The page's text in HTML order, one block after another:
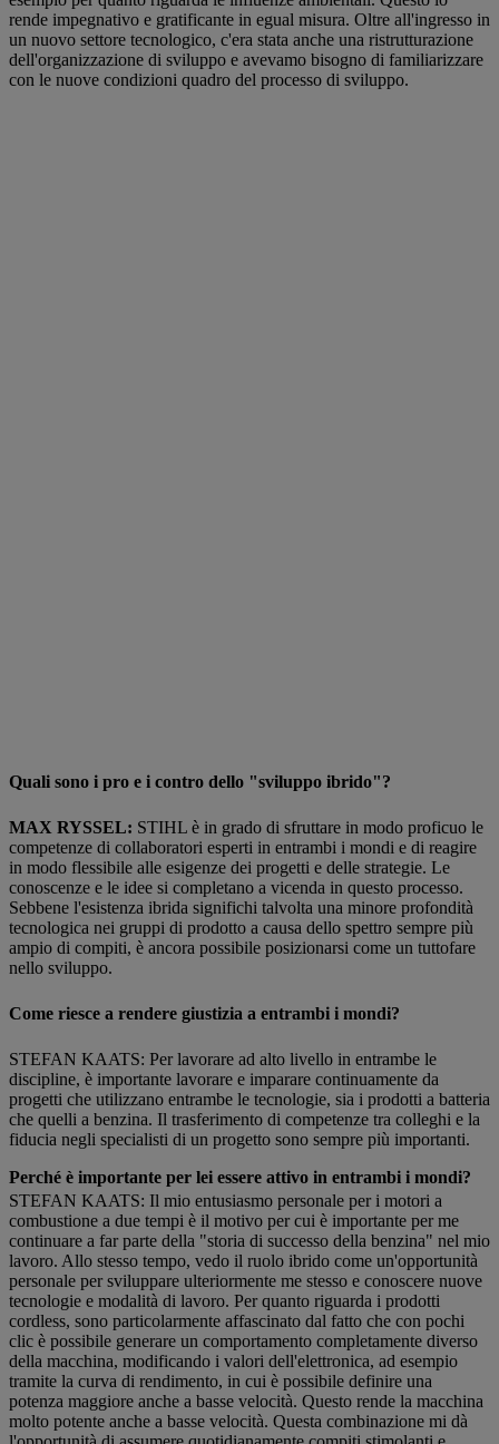
rende impegnativo e gratificante in egual misura. Oltre all'ingresso in
un nuovo settore tecnologico, c'era stata anche una ristrutturazione
dell'organizzazione di sviluppo e avevamo bisogno di familiarizzare
con le nuove condizioni quadro del processo di sviluppo.
Quali sono i pro e i contro dello "sviluppo ibrido"?
MAX RYSSEL: STIHL è in grado di sfruttare in modo proficuo le
competenze di collaboratori esperti in entrambi i mondi e di reagire
in modo flessibile alle esigenze dei progetti e delle strategie. Le
conoscenze e le idee si completano a vicenda in questo processo.
Sebbene l'esistenza ibrida significhi talvolta una minore profondità
tecnologica nei gruppi di prodotto a causa dello spettro sempre più
ampio di compiti, è ancora possibile posizionarsi come un tuttofare
nello sviluppo.
Come riesce a rendere giustizia a entrambi i mondi?
STEFAN KAATS: Per lavorare ad alto livello in entrambe le
discipline, è importante lavorare e imparare continuamente da
progetti che utilizzano entrambe le tecnologie, sia i prodotti a batteria
che quelli a benzina. Il trasferimento di competenze tra colleghi e la
fiducia negli specialisti di un progetto sono sempre più importanti.
Perché è importante per lei essere attivo in entrambi i mondi?
STEFAN KAATS: Il mio entusiasmo personale per i motori a
combustione a due tempi è il motivo per cui è importante per me
continuare a far parte della "storia di successo della benzina" nel mio
lavoro. Allo stesso tempo, vedo il ruolo ibrido come un'opportunità
personale per sviluppare ulteriormente me stesso e conoscere nuove
tecnologie e modalità di lavoro. Per quanto riguarda i prodotti
cordless, sono particolarmente affascinato dal fatto che con pochi
clic è possibile generare un comportamento completamente diverso
della macchina, modificando i valori dell'elettronica, ad esempio
tramite la curva di rendimento, in cui è possibile definire una
potenza maggiore anche a basse velocità. Questo rende la macchina
molto potente anche a basse velocità. Questa combinazione mi dà